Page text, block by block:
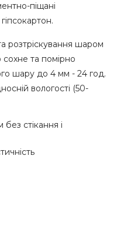
піщані
розтріскування шаром
та помірно
шару до 4 мм - 24 год.
вологості (50-
стікання і